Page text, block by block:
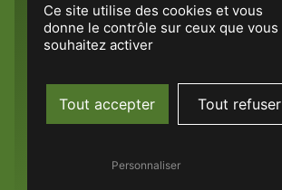
Ce site utilise des cookies et vous
donne le contrôle sur ceux que vous
souhaitez activer
Tout accepter Tout refuser
Personnaliser